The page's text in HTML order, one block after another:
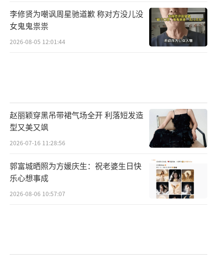
李修贤为嘲讽周星驰道歉 称对方没儿没
女鬼鬼祟祟
2026-08-05 12:01:44
赵丽颖穿黑吊带裙气场全开 利落短发造
型又美又飒
2026-07-16 11:28:56
郭富城晒照为方媛庆生：祝老婆生日快
乐心想事成
2026-08-06 10:57:07